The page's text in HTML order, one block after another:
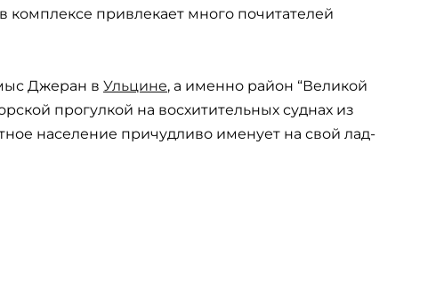
комплексе привлекает много почитателей
Джеран в Ульцине, а именно район “Великой
прогулкой на восхитительных суднах из
население причудливо именует на свой лад-